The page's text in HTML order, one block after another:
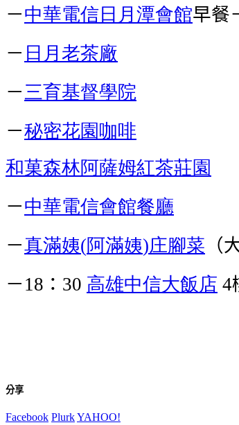
－中華電信日月潭會館早餐
－ 日月老茶廠
－三育基督學院
－秘密花園咖啡
和菓森林阿薩姆紅茶莊園
－中華電信會館餐廳
－真滿姨(阿滿姨)庄腳菜
－ 18 ： 30 高雄中信大飯店 4
分享
Facebook PlurkYAHOO!